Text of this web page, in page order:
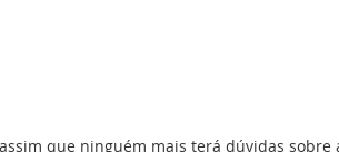
que ninguém mais terá dúvidas sobre